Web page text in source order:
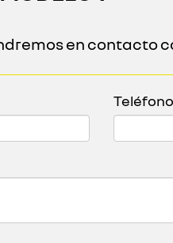
en contacto
Teléfono